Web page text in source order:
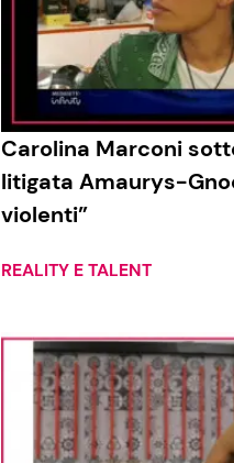
Carolina Marconi
litigata Amaurys-
violenti”
REALITY E TALENT